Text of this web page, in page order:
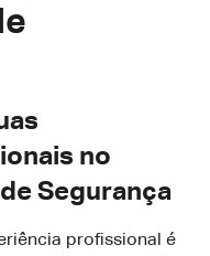
no
Segurança
profissional é